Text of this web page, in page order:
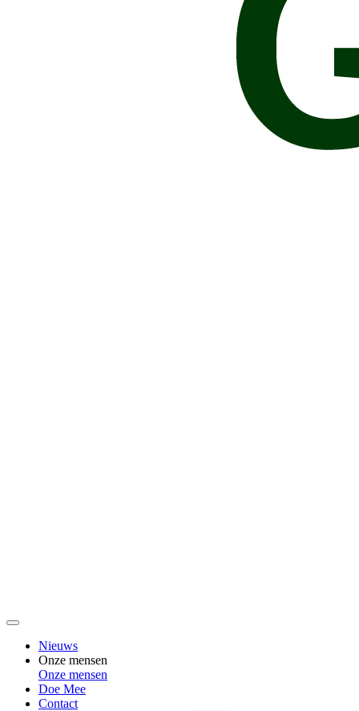
Nieuws
Onze mensen
Onze mensen
Doe Mee
Contact